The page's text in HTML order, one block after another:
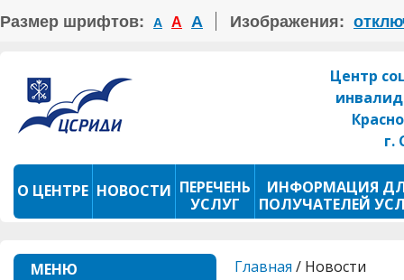
Размер шрифтов: А А А Изображения:
Центр
г.
О ЦЕНТРЕ НОВОСТИ ПЕРЕЧЕНЬ
УСЛУГ
ИНФОРМАЦИЯ
ПОЛУЧАТЕЛЕЙ
ПРОКАТ ТСР ФОТОКОНКУРС
МЕНЮ
Главная / Новости